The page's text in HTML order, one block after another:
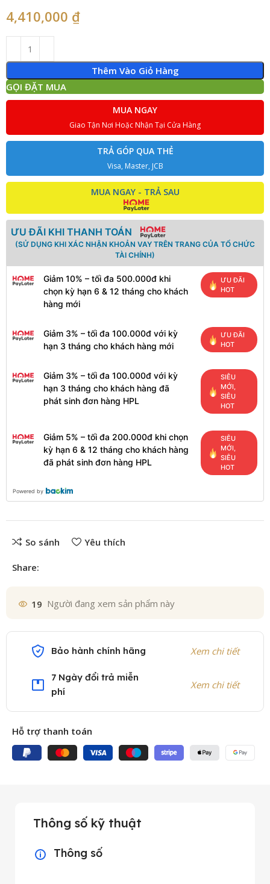
4,410,000 ₫
Thêm Vào Giỏ Hàng
GỌI ĐẶT MUA
MUA NGAY
Giao Tận Nơi Hoặc Nhận Tại Cửa Hàng
TRẢ GÓP QUA THẺ
Visa, Master, JCB
MUA NGAY - TRẢ SAU
ƯU ĐÃI KHI THANH TOÁN
(SỬ DỤNG KHI XÁC NHẬN KHOẢN VAY TRÊN TRANG CỦA TỔ CHỨC
TÀI CHÍNH)
Giảm 10% – tối đa 500.000đ khi
chọn kỳ hạn 6 & 12 tháng cho khách
hàng mới
ƯU ĐÃI
HOT
Giảm 3% – tối đa 100.000đ với kỳ
hạn 3 tháng cho khách hàng mới
ƯU ĐÃI
HOT
Giảm 3% – tối đa 100.000đ với kỳ
hạn 3 tháng cho khách hàng đã
phát sinh đơn hàng HPL
SIÊU
MỚI,
SIÊU
HOT
Giảm 5% – tối đa 200.000đ khi chọn
kỳ hạn 6 & 12 tháng cho khách hàng
đã phát sinh đơn hàng HPL
SIÊU
MỚI,
SIÊU
HOT
Powered by
So sánh Yêu thích
Share:
19 Người đang xem sản phẩm này
Bảo hành chính hãng Xem chi tiết
7 Ngày đổi trả miễn
phí
Xem chi tiết
Hỗ trợ thanh toán
Thông số kỹ thuật
Thông số